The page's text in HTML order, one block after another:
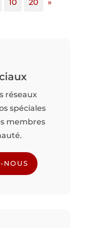
10 20 »
réseaux
spéciales
membres
NOUS